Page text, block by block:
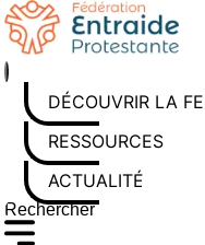
Aller
au
contenu
DÉCOUVRIR LA
RESSOURCES
ACTUALITÉS
Rechercher sur le site
Saisissez au moins 3